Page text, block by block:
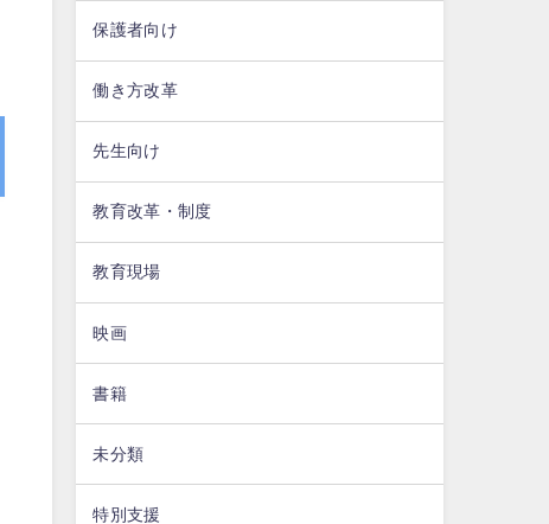
保護者向け
働き方改革
先生向け
教育改革・制度
教育現場
映画
書籍
未分類
特別支援